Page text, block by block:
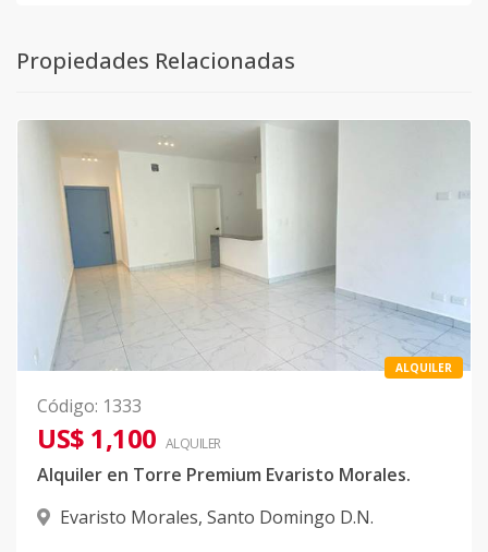
Propiedades Relacionadas
ALQUILER
Código: 1333
US$ 1,100 ALQUILER
Alquiler en Torre Premium Evaristo Morales.
Evaristo Morales, Santo Domingo D.N.